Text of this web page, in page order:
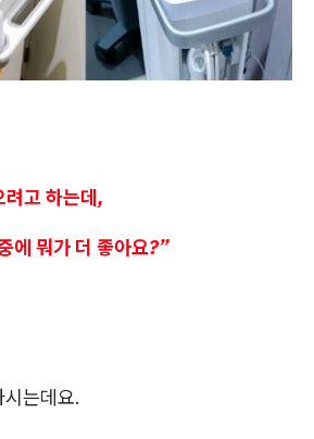
려고 하는데,
에 뭐가 더 좋아요?”
는데요.